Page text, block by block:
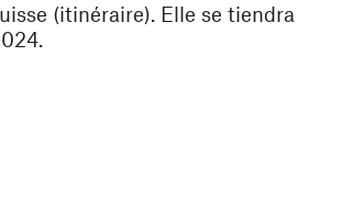
(itinéraire). Elle se tiendra